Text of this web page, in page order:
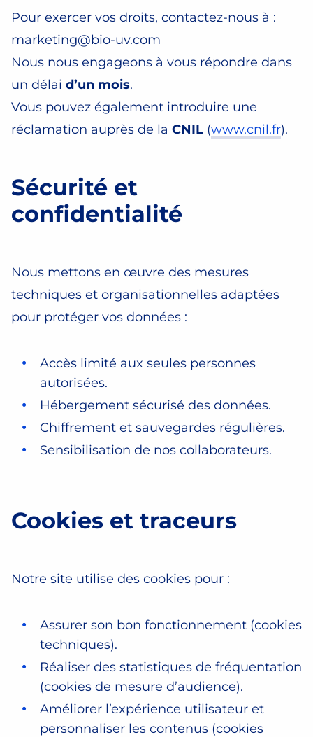
Pour exercer vos droits, contactez-nous à :
marketing@bio-uv.com
Nous nous engageons à vous répondre dans
un délai d’un mois.
Vous pouvez également introduire une
réclamation auprès de la CNIL (www.cnil.fr).
Sécurité et
confidentialité
Nous mettons en œuvre des mesures
techniques et organisationnelles adaptées
pour protéger vos données :
Accès limité aux seules personnes
autorisées.
Hébergement sécurisé des données.
Chiffrement et sauvegardes régulières.
Sensibilisation de nos collaborateurs.
Cookies et traceurs
Notre site utilise des cookies pour :
Assurer son bon fonctionnement (cookies
techniques).
Réaliser des statistiques de fréquentation
(cookies de mesure d’audience).
Améliorer l’expérience utilisateur et
personnaliser les contenus (cookies